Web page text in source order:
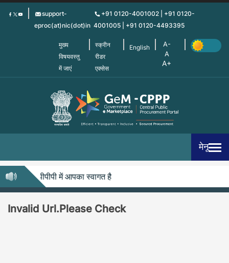
Skip
support-
eproc(at)nic(dot)in
+91 0120-4001002 | +91 0120-
4001005 | +91 0120-4493395
मुख्य
विषयवस्तु
में जाएं
स्क्रीन
रीडर
एक्सेस
English
मेनू
जेम-सीपीपीपी में आपका स्वागत है
Invalid Url.Please Check